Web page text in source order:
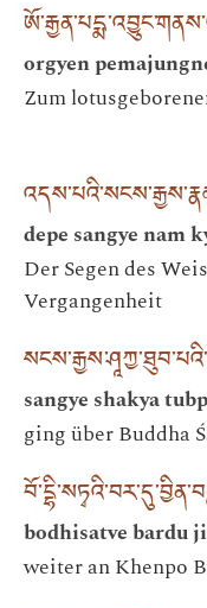
orgyen
Zum
depe sangye nam
Der Segen des
Vergangenheit
sangye shakya
ging über Buddha
bodhisatve bardu
weiter an Khenpo